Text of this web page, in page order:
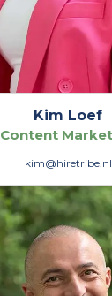
Kim Loef
Content
kim@hiretribe.nl